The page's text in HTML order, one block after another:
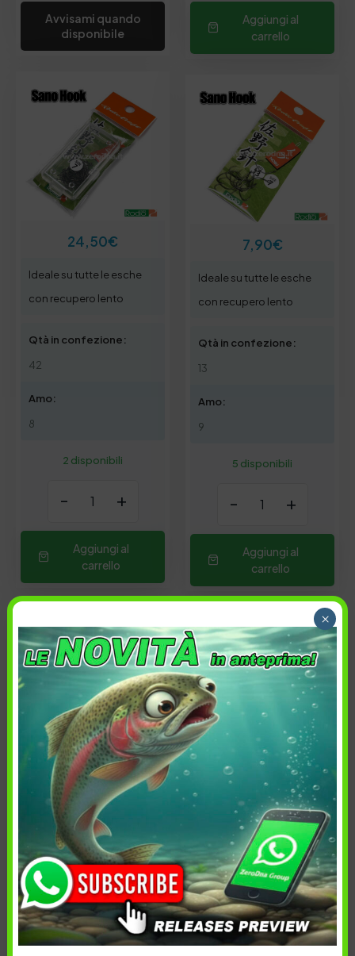
Avvisami quando
disponibile
Aggiungi al
carrello
24,50€
Ideale su tutte le esche
con recupero lento
Qtà in confezione:
42
Amo:
8
2 disponibili
- +
Aggiungi al
carrello
7,90€
Ideale su tutte le esche
con recupero lento
Qtà in confezione:
13
Amo:
9
5 disponibili
- +
Aggiungi al
carrello
7,90€
Ideale su tutte le esche
con recupero lento
Qtà in confezione:
13
Amo:
Versione con sezione più
spessa
Qtà in confezione:
13
Amo:
×